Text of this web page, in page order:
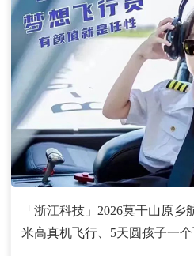
「浙江科技」2026莫干山原
米高真机飞行、5天圆孩子一个